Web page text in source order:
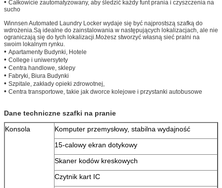
• Całkowicie zautomatyzowany, aby śledzić każdy funt prania i czyszczenia na
sucho
Winnsen Automated Laundry Locker wydaje się być najprostszą szafką do
wdrożenia.Są idealne do zainstalowania w następujących lokalizacjach, ale nie
ograniczają się do tych lokalizacji.Możesz stworzyć własną sieć pralni na
swoim lokalnym rynku.
• Apartamenty Budynki, Hotele
• College i uniwersytety
• Centra handlowe, sklepy
• Fabryki, Biura Budynki
• Szpitale, zakłady opieki zdrowotnej,
• Centra transportowe, takie jak dworce kolejowe i przystanki autobusowe
Dane techniczne szafki na pranie
Konsola
Komputer przemysłowy, stabilna wydajność
15-calowy ekran dotykowy
Skaner kodów kreskowych
Czytnik kart IC